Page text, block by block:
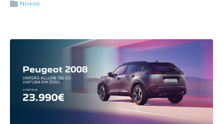
g
i
n
Novos